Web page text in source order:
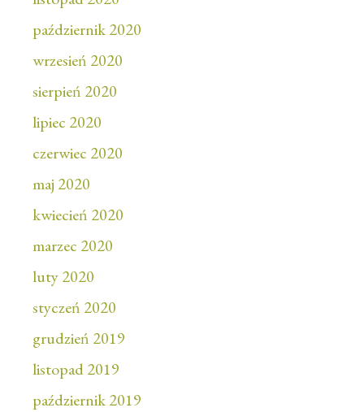
październik 2020
wrzesień 2020
sierpień 2020
lipiec 2020
czerwiec 2020
maj 2020
kwiecień 2020
marzec 2020
luty 2020
styczeń 2020
grudzień 2019
listopad 2019
październik 2019